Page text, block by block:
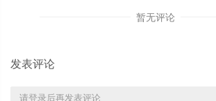
暂无评论
发表评论